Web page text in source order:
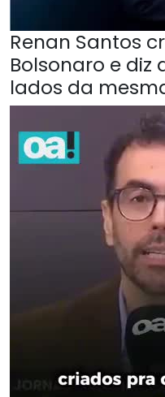
Renan Santos
Bolsonaro e diz
lados da